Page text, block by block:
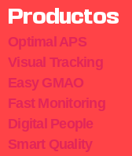
Productos
Optimal APS
Visual Tracking
Easy GMAO
Fast Monitoring
Digital People
Smart Quality